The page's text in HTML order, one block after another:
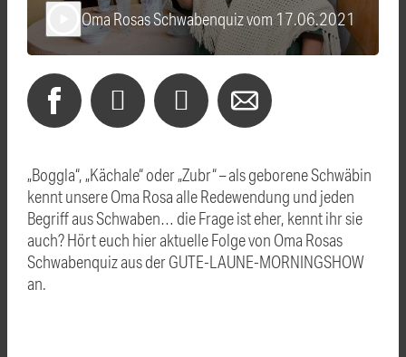
Oma Rosas Schwabenquiz vom 17.06.2021
„Boggla“, „Kächale“ oder „Zubr“ – als geborene Schwäbin
kennt unsere Oma Rosa alle Redewendung und jeden
Begriff aus Schwaben… die Frage ist eher, kennt ihr sie
auch? Hört euch hier aktuelle Folge von Oma Rosas
Schwabenquiz aus der GUTE-LAUNE-MORNINGSHOW
an.